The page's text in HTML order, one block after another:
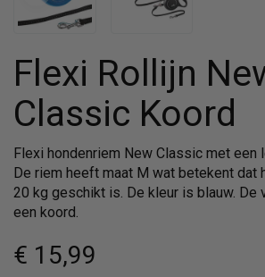
Flexi Rollijn
Classic Koord
Flexi hondenriem New Classic met een
De riem heeft maat M wat betekent dat
20 kg geschikt is. De kleur is blauw. De
een koord.
€ 15,99